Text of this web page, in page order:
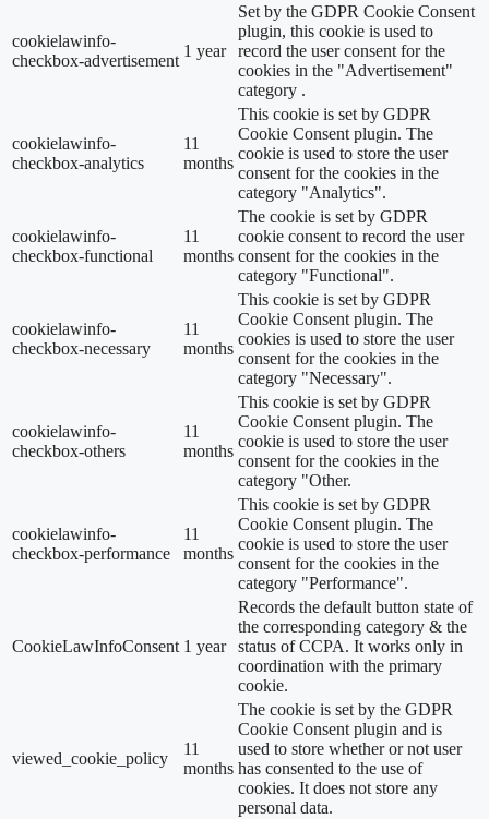
cookielawinfo-
checkbox-advertisement
1 year
Set by the GDPR Cookie Consent
plugin, this cookie is used to
record the user consent for the
cookies in the "Advertisement"
category .
cookielawinfo-
checkbox-analytics
11
months
This cookie is set by GDPR
Cookie Consent plugin. The
cookie is used to store the user
consent for the cookies in the
category "Analytics".
cookielawinfo-
checkbox-functional
11
months
The cookie is set by GDPR
cookie consent to record the user
consent for the cookies in the
category "Functional".
cookielawinfo-
checkbox-necessary
11
months
This cookie is set by GDPR
Cookie Consent plugin. The
cookies is used to store the user
consent for the cookies in the
category "Necessary".
cookielawinfo-
checkbox-others
11
months
This cookie is set by GDPR
Cookie Consent plugin. The
cookie is used to store the user
consent for the cookies in the
category "Other.
cookielawinfo-
checkbox-performance
11
months
This cookie is set by GDPR
Cookie Consent plugin. The
cookie is used to store the user
consent for the cookies in the
category "Performance".
CookieLawInfoConsent 1 year
Records the default button state of
the corresponding category & the
status of CCPA. It works only in
coordination with the primary
cookie.
viewed_cookie_policy
11
months
The cookie is set by the GDPR
Cookie Consent plugin and is
used to store whether or not user
has consented to the use of
cookies. It does not store any
personal data.